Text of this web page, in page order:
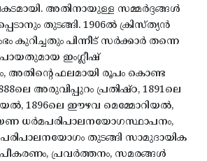
അതിനായുള്ള സമ്മർദ്ദങ്ങൾ
തുടങ്ങി. 1906ൽ ക്രിസ്ത്യൻ
കുറിച്ചതും പിന്നീട് സർക്കാർ തന്നെ
ഇംഗ്ലീഷ്
അതിന്റെ ഫലമായി രൂപം കൊണ്ട
അരുവിപ്പുറം പ്രതിഷ്ഠ, 1891ലെ
1896ലെ ഈഴവ മെമ്മോറിയൽ,
ധർമപരിപാലനയോഗസ്ഥാപനം,
തുടങ്ങി സാമുദായിക
പ്രവർത്തനം, സമരങ്ങൾ